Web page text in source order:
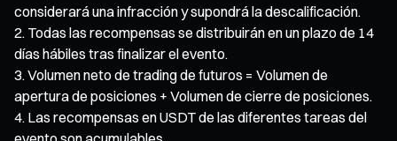
considerará una infracción y supondrá la descalificación.
Todas las recompensas se distribuirán en un plazo de 14
días hábiles tras finalizar el evento.
Volumen neto de trading de futuros = Volumen de
apertura de posiciones + Volumen de cierre de posiciones.
Las recompensas en USDT de las diferentes tareas del